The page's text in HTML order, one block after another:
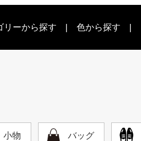
リーから探す 色から探す
小物 バッグ